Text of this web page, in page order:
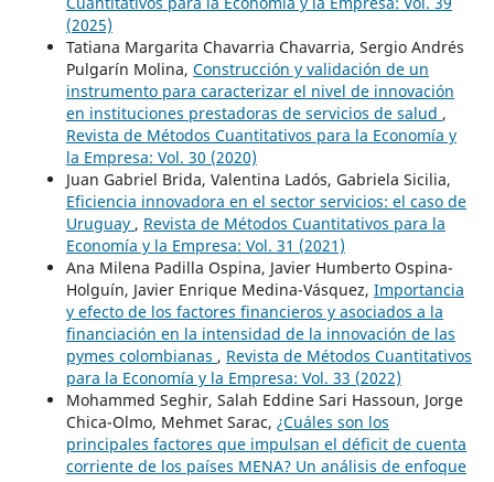
(2025)
Tatiana Margarita Chavarria Chavarria, Sergio Andrés
Pulgarín Molina, Construcción y validación de un
instrumento para caracterizar el nivel de innovación
en instituciones prestadoras de servicios de salud ,
Revista de Métodos Cuantitativos para la Economía y
la Empresa: Vol. 30 (2020)
Juan Gabriel Brida, Valentina Ladós, Gabriela Sicilia,
Eficiencia innovadora en el sector servicios: el caso de
Uruguay , Revista de Métodos Cuantitativos para la
Economía y la Empresa: Vol. 31 (2021)
Ana Milena Padilla Ospina, Javier Humberto Ospina-
Holguín, Javier Enrique Medina-Vásquez, Importancia
y efecto de los factores financieros y asociados a la
financiación en la intensidad de la innovación de las
pymes colombianas , Revista de Métodos Cuantitativos
para la Economía y la Empresa: Vol. 33 (2022)
Mohammed Seghir, Salah Eddine Sari Hassoun, Jorge
Chica-Olmo, Mehmet Sarac, ¿Cuáles son los
principales factores que impulsan el déficit de cuenta
corriente de los países MENA? Un análisis de enfoque